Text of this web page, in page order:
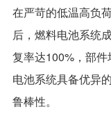
在严苛的低温高负
后，燃料电池系统
复率达100%，部
电池系统具备优异
鲁棒性。